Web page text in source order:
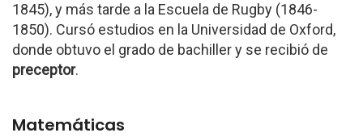
1845), y más tarde a la Escuela de Rugby (1846-
1850). Cursó estudios en la Universidad de Oxford,
donde obtuvo el grado de bachiller y se recibió de
preceptor.
Matemáticas